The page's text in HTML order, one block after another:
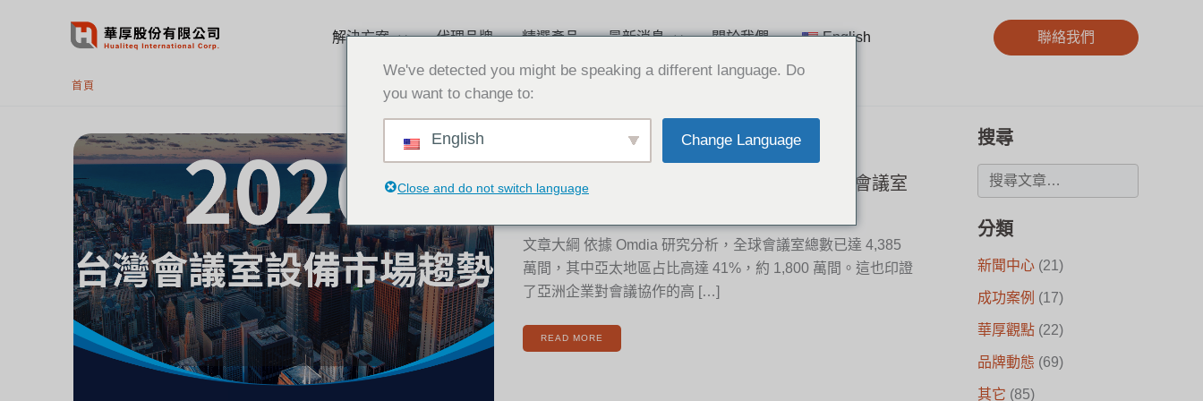
解決方案 代理品牌 精選產品 最新消息 關於我們 English 聯絡我們
首頁
2026 台灣會議室市場趨勢：會議室設備與會議室
文章大綱 依據 Omdia 研究分析，全球會議室總數已達 4,385
萬間，其中亞太地區占比高達 41%，約 1,800 萬間。這也印證
了亞洲企業對會議協作的高 […]
議
場
議
設
備
與
會
室
系
巨
大
商
機
READ MORE
搜尋
分類
新聞中心 (21)
成功案例 (17)
華厚觀點 (22)
品牌動態 (69)
其它 (85)
We've detected you might be speaking a different language. Do
you want to change to:
English Change Language
Close and do not switch language